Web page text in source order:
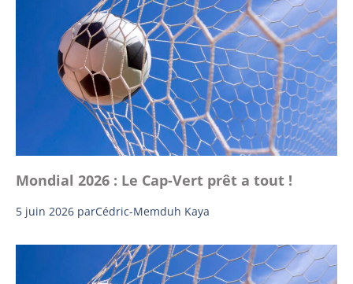
Mondial 2026 : Le Cap-Vert prêt a tout !
5 juin 2026 parCédric-Memduh Kaya